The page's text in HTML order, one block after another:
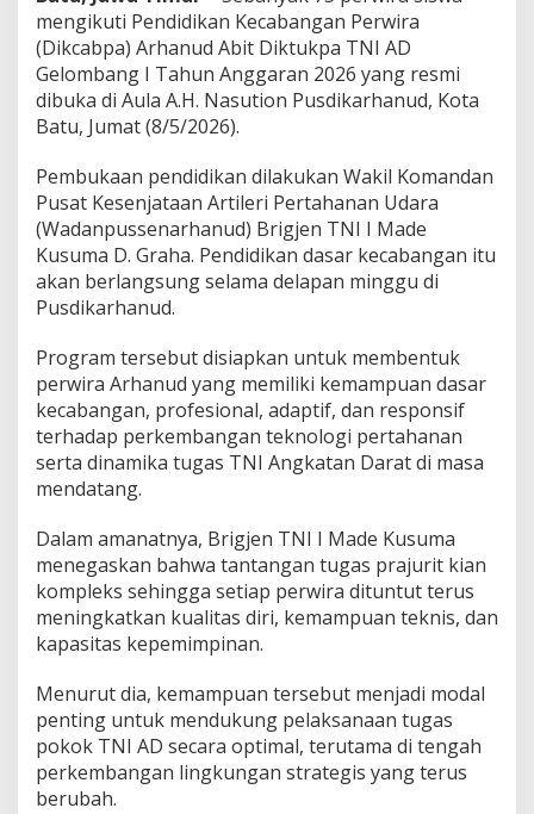
A
D
M
u
l
a
P
e
n
d
i
d
a
n
K
e
c
a
n
g
a
n
d
B
t
u
mengikuti Pendidikan Kecabangan Perwira
(Dikcabpa) Arhanud Abit Diktukpa TNI AD
Gelombang I Tahun Anggaran 2026 yang resmi
dibuka di Aula A.H. Nasution Pusdikarhanud, Kota
Batu, Jumat (8/5/2026).
Pembukaan pendidikan dilakukan Wakil Komandan
Pusat Kesenjataan Artileri Pertahanan Udara
(Wadanpussenarhanud) Brigjen TNI I Made
Kusuma D. Graha. Pendidikan dasar kecabangan itu
akan berlangsung selama delapan minggu di
Pusdikarhanud.
Program tersebut disiapkan untuk membentuk
perwira Arhanud yang memiliki kemampuan dasar
kecabangan, profesional, adaptif, dan responsif
terhadap perkembangan teknologi pertahanan
serta dinamika tugas TNI Angkatan Darat di masa
mendatang.
Dalam amanatnya, Brigjen TNI I Made Kusuma
menegaskan bahwa tantangan tugas prajurit kian
kompleks sehingga setiap perwira dituntut terus
meningkatkan kualitas diri, kemampuan teknis, dan
kapasitas kepemimpinan.
Menurut dia, kemampuan tersebut menjadi modal
penting untuk mendukung pelaksanaan tugas
pokok TNI AD secara optimal, terutama di tengah
perkembangan lingkungan strategis yang terus
berubah.